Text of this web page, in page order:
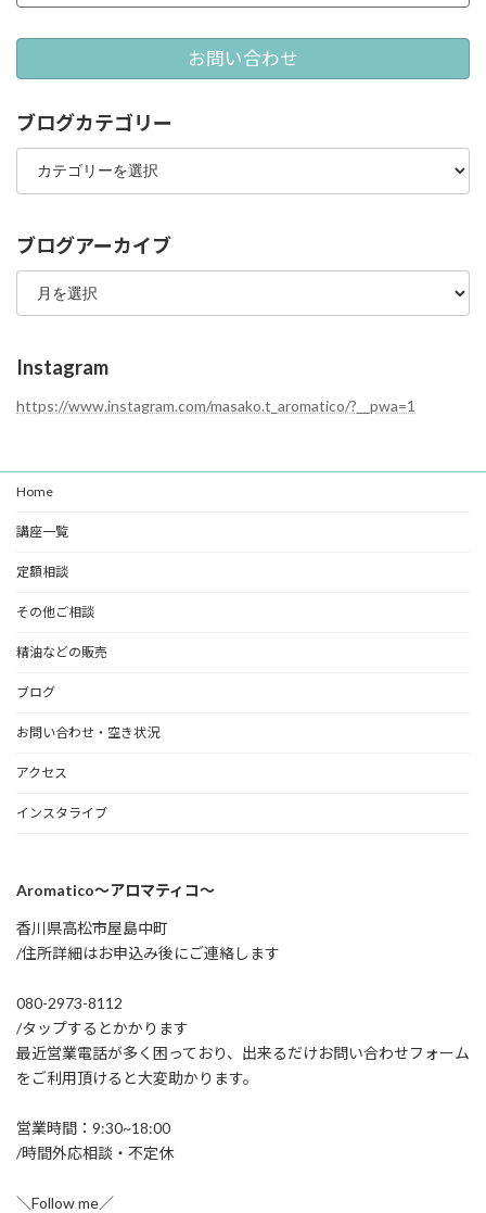
お問い合わせ
ブログカテゴリー
ブ
グ
テ
ゴ
リ
ブログアーカイブ
ブ
グ
ー
カ
イ
Instagram
https://www.instagram.com/masako.t_aromatico/?__pwa=1
Home
講座一覧
定額相談
その他ご相談
精油などの販売
ブログ
お問い合わせ・空き状況
アクセス
インスタライブ
Aromatico～アロマティコ～
香川県高松市屋島中町
/住所詳細はお申込み後にご連絡します
080-2973-8112
/タップするとかかります
最近営業電話が多く困っており、出来るだけお問い合わせフォーム
をご利用頂けると大変助かります。
営業時間：9:30~18:00
/時間外応相談・不定休
＼Follow me／